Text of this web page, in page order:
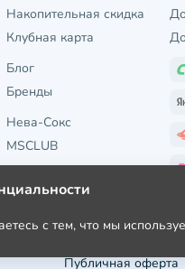
Накопительная скидка
Клубная карта
Блог
Бренды
Нева-Сокс
MSCLUB
Публичная оферта
с тем, что мы